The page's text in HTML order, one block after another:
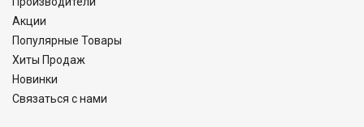
Акции
Популярные Товары
Хиты Продаж
Новинки
Связаться с нами